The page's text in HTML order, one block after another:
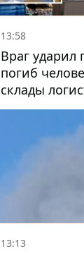
13:58
Враг ударил
погиб
склады
компаний и
13:13